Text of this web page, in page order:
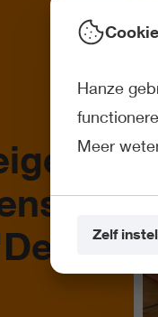
Hanze
Meer
Zelf